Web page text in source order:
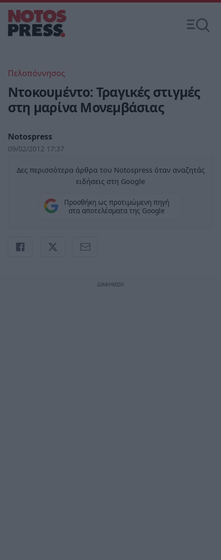
Πελοπόννησος
Ντοκουμέντο: Τραγικές στιγμές
στη μαρίνα Μονεμβάσιας
Notospress
09/02/2012 17:37
Δες περισσότερα άρθρα του Notospress όταν αναζητάς
ειδήσεις στη Google
Προσθήκη ως προτιμώμενη πηγή
στα αποτελέσματα της Google